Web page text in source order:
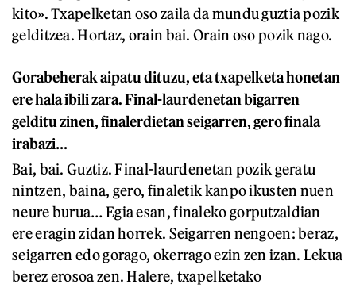
kito». Txapelketan oso zaila da mundu guztia pozik
gelditzea. Hortaz, orain bai. Orain oso pozik nago.
Gorabeherak aipatu dituzu, eta txapelketa honetan
ere hala ibili zara. Final-laurdenetan bigarren
gelditu zinen, finalerdietan seigarren, gero finala
irabazi…
Bai, bai. Guztiz. Final-laurdenetan pozik geratu
nintzen, baina, gero, finaletik kanpo ikusten nuen
neure burua… Egia esan, finaleko gorputzaldian
ere eragin zidan horrek. Seigarren nengoen: beraz,
seigarren edo gorago, okerrago ezin zen izan. Lekua
berez erosoa zen. Halere, txapelketako